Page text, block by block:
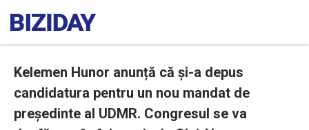
Kelemen Hunor anunță că și-a depus
candidatura pentru un nou mandat de
președinte al UDMR. Congresul se va